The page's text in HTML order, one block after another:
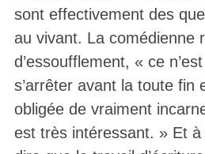
sont effectivement des
au vivant. La comédienne
d’essoufflement, « ce
s’arrêter avant la toute fin
obligée de vraiment
est très intéressant. » Et